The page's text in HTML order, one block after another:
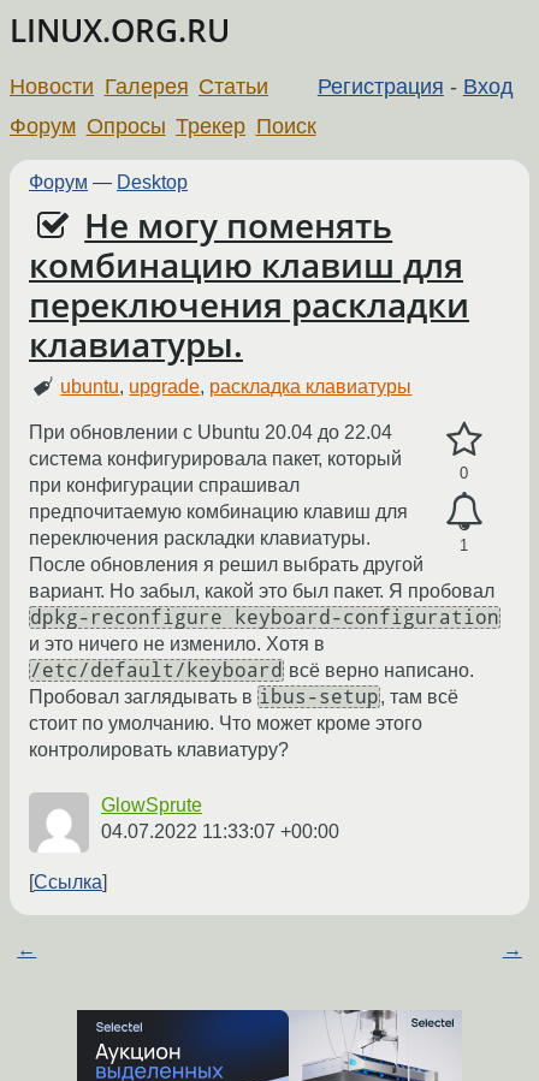
LINUX.ORG.RU
Регистрация - Вход
Новости Галерея Статьи
Форум Опросы Трекер Поиск
Форум — Desktop
Не могу поменять
комбинацию клавиш для
переключения раскладки
клавиатуры.
ubuntu, upgrade, раскладка клавиатуры
0
1
При обновлении с Ubuntu 20.04 до 22.04
система конфигурировала пакет, который
при конфигурации спрашивал
предпочитаемую комбинацию клавиш для
переключения раскладки клавиатуры.
После обновления я решил выбрать другой
вариант. Но забыл, какой это был пакет. Я пробовал
dpkg-reconfigure keyboard-configuration
и это ничего не изменило. Хотя в
/etc/default/keyboard всё верно написано.
Пробовал заглядывать в ibus-setup, там всё
стоит по умолчанию. Что может кроме этого
контролировать клавиатуру?
GlowSprute
04.07.2022 11:33:07 +00:00
Ссылка
← →